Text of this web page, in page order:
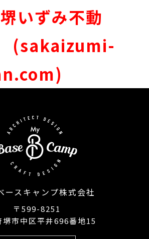
いずみ不動
(sakaizumi-
ースキャンプ株式会社
〒599-8251
堺市中区平井696番地15